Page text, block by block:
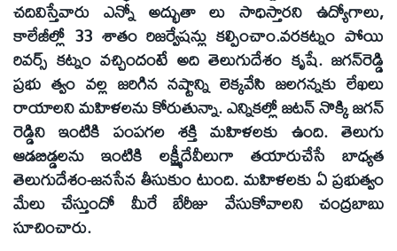
చదివిస్తేవారు ఎన్నో అద్భుతా లు సాధిస్తారని ఉద్యోగాలు,
కాలేజీల్లో 33 శాతం రిజర్వేషన్లు కల్పించాం.వరకట్నం పోయి
రివర్స్‌ కట్నం వచ్చిందంటే అది తెలుగుదేశం కృషే. జగన్‌రెడ్డి
ప్రభు త్వం వల్ల జరిగిన నష్టాన్ని లెక్కవేసి జలగన్నకు లేఖలు
రాయాలని మహిళలను కోరుతున్నా. ఎన్నికల్లో జటన్‌ నొక్కి జగన్‌
రెడ్డిని ఇంటికి పంపగల శక్తి మహిళలకు ఉంది. తెలుగు
ఆడబిడ్డలను ఇంటికి లక్ష్మీదేవీలుగా తయారుచేసే బాధ్యత
తెలుగుదేశం-జనసేన తీసుకుం టుంది. మహిళలకు ఏ ప్రభుత్వం
మేలు చేస్తుందో మీరే బేరీజు వేసుకోవాలని చంద్రబాబు
సూచించారు.